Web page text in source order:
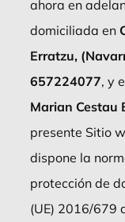
ahora en
domiciliada en
Erratzu,
657224077, y
Marian Cestau
presente Sitio
dispone la
protección de
(UE) 2016/679